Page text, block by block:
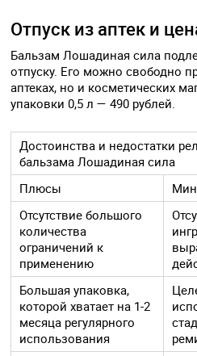
Отпуск из аптек и
Бальзам Лошадиная сила
отпуску. Его можно свободно
аптеках, но и косметических
упаковки 0,5 л — 490 рублей.
Достоинства и недостатки
бальзама Лошадиная сила
Плюсы
Отсутствие большого
количества
ограничений к
применению
Большая упаковка,
которой хватает на 1-2
месяца регулярного
использования